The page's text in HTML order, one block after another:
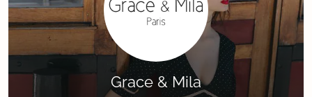
Grace & Mila